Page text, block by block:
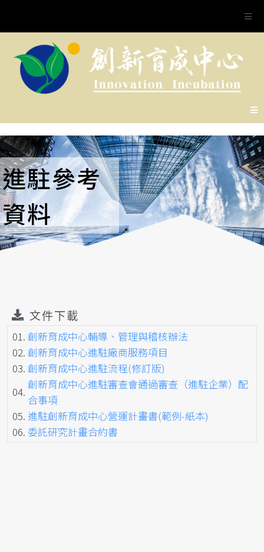
進駐參考
資料
文件下載
01.創新育成中心輔導、管理與稽核辦法
02.創新育成中心進駐廠商服務項目
03.創新育成中心進駐流程(修訂版)
04.
創新育成中心進駐審查會通過審查（進駐企業）配
合事項
05. 進駐創新育成中心營運計畫書(範例-紙本)
06.委託研究計畫合約書